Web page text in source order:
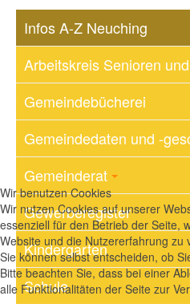
Infos A-Z Neuching
Arbeitskreis Senioren
Gemeindebücherei
Gemeindedaten und -
Gemeinderat
Gewerberegister
Kindergarten
Schule
Wir benutzen Cookies
Wir nutzen Cookies auf unserer
essenziell für den Betrieb der Seite,
Website und die Nutzererfahrung zu
Sie können selbst entscheiden, ob
Bitte beachten Sie, dass bei einer
alle Funktionalitäten der Seite zur